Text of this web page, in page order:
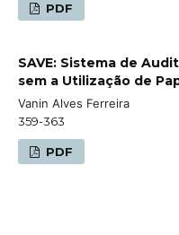
PDF
SAVE: Sistema de
sem a Utilização de
Vanin Alves Ferreira
359-363
PDF